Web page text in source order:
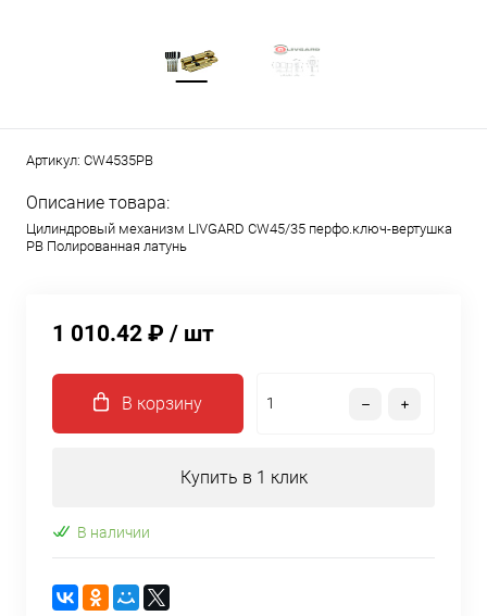
Артикул: CW4535PB
Описание товара:
Цилиндровый механизм LIVGARD CW45/35 перфо.ключ-вертушка
PB Полированная латунь
1 010.42 ₽ / шт
В корзину
Купить в 1 клик
В наличии